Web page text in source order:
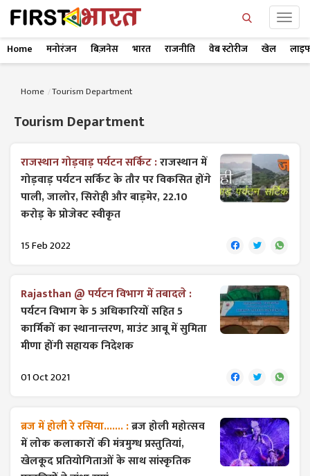
Home मनोरंजन बिज़नेस भारत राजनीति वेब स्टोरीज खेल
Home Tourism Department
Tourism Department
राजस्थान गोड़वाड़ पर्यटन सर्किट :राजस्थान में
गोड़वाड़ पर्यटन सर्किट के तौर पर विकसित होंगे
पाली, जालोर, सिरोही और बाड़मेर, 22.10
करोड़ के प्रोजेक्ट स्वीकृत
15 Feb 2022
Rajasthan @ पर्यटन विभाग में तबादले :
पर्यटन विभाग के 5 अधिकारियों सहित 5
कार्मिकों का स्थानान्तरण, माउंट आबू में सुमिता
मीणा होंगी सहायक निदेशक
01 Oct 2021
ब्रज में होली रे रसिया....... :ब्रज होली महोत्सव
में लोक कलाकारों की मंत्रमुग्ध प्रस्तुतियां,
खेलकूद प्रतियोगिताओं के साथ सांस्कृतिक